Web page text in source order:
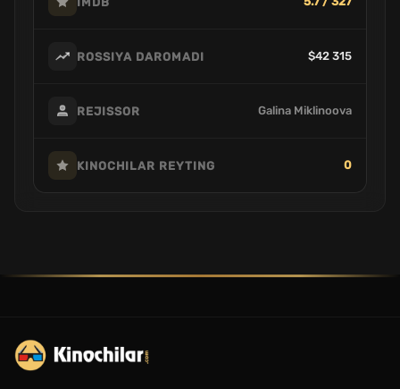
ROSSIYA DAROMADI $42 315
REJISSOR Galina Miklinoova
KINOCHILAR REYTING 0